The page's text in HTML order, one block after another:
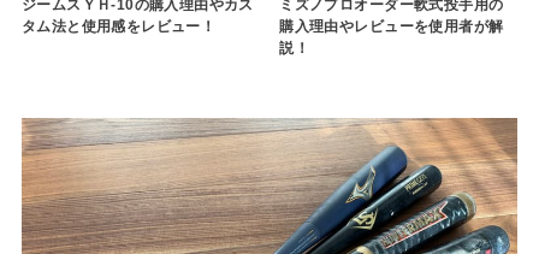
ジームスＹＨ-10の購入理由やカス
タム法と使用感をレビュー！
ミズノプロオーダー軟式投手用の
購入理由やレビューを使用者が解
説！